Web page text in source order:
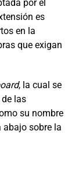
por el
es
en la
que exigan
, la cual se
las
su nombre
abajo sobre la